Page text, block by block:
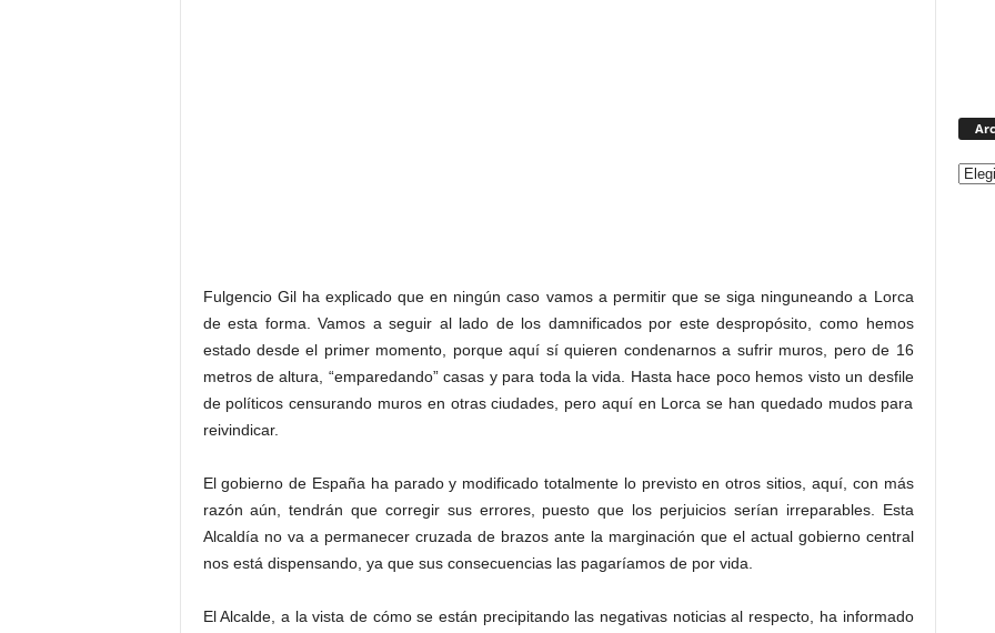
Fulgencio Gil ha explicado que en ningún caso vamos a permitir que se siga ninguneando a Lorca
de esta forma. Vamos a seguir al lado de los damnificados por este despropósito, como hemos
estado desde el primer momento, porque aquí sí quieren condenarnos a sufrir muros, pero de 16
metros de altura, “emparedando” casas y para toda la vida. Hasta hace poco hemos visto un desfile
de políticos censurando muros en otras ciudades, pero aquí en Lorca se han quedado mudos para
reivindicar.
El gobierno de España ha parado y modificado totalmente lo previsto en otros sitios, aquí, con más
razón aún, tendrán que corregir sus errores, puesto que los perjuicios serían irreparables. Esta
Alcaldía no va a permanecer cruzada de brazos ante la marginación que el actual gobierno central
nos está dispensando, ya que sus consecuencias las pagaríamos de por vida.
El Alcalde, a la vista de cómo se están precipitando las negativas noticias al respecto, ha informado